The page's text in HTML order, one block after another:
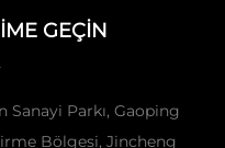
GEÇIN
Sanayi Parkı, Gaoping
Bölgesi, Jincheng